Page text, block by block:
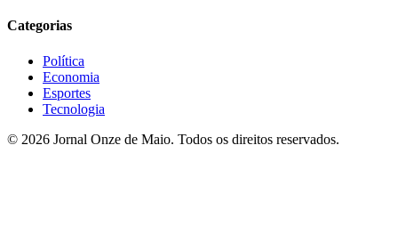
Categorias
Política
Economia
Esportes
Tecnologia
© 2026 Jornal Onze de Maio. Todos os direitos reservados.